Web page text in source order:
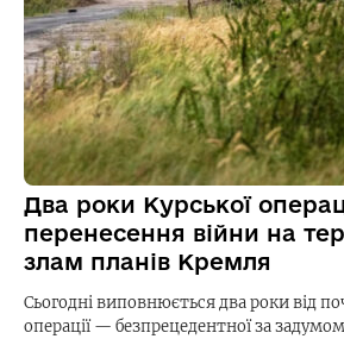
Два роки Курської
перенесення війни на
злам планів Кремля
Сьогодні виповнюється два роки від
операції — безпрецедентної за